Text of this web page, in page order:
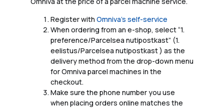
Register with Omniva’s self-service
When ordering from an e-shop, select “1.
preference/Parcelsea nutipostkast” (1.
eelistus/Parcelsea nutipostkast ) as the
delivery method from the drop-down menu
for Omniva parcel machines in the
checkout.
Make sure the phone number you use
when placing orders online matches the